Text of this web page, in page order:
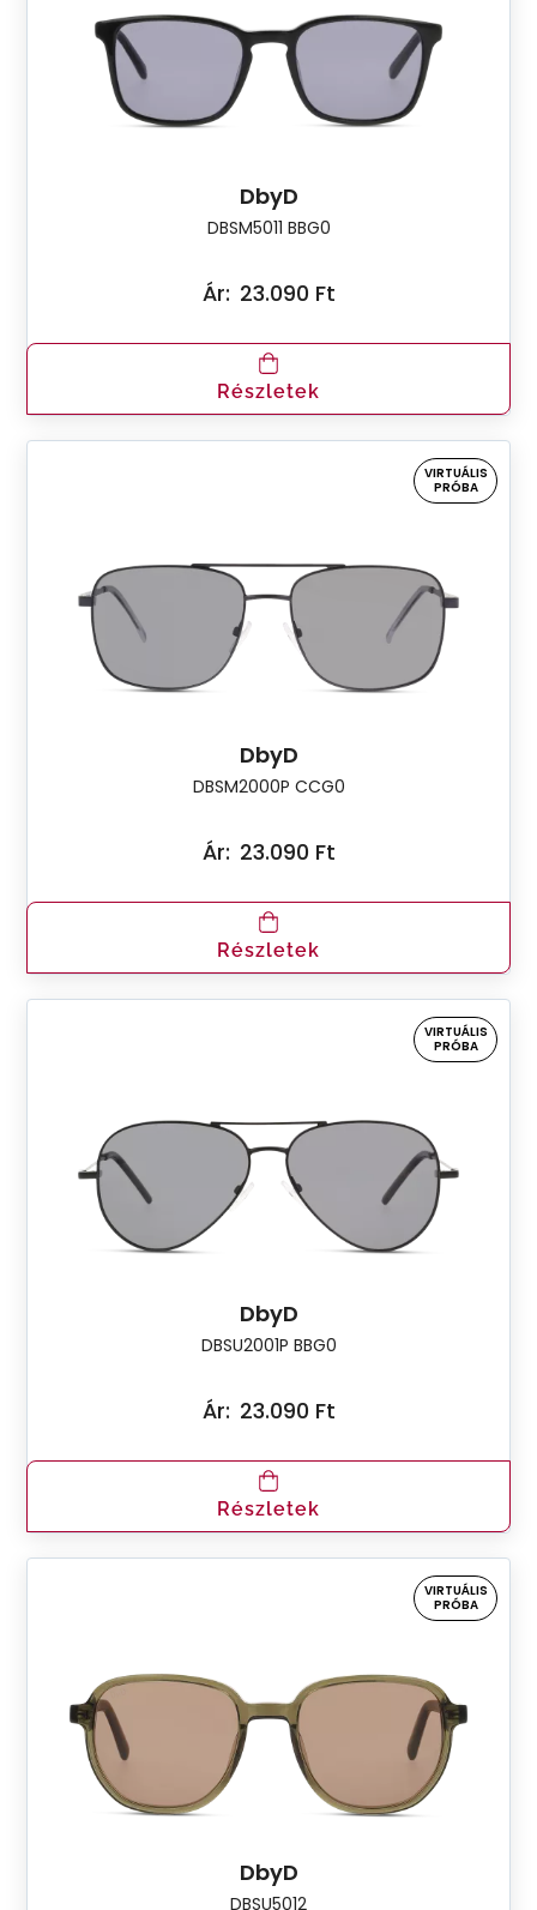
DbyD
DBSM5011 BBG0
Ár: 23.090 Ft
Részletek
VIRTUÁLIS
PRÓBA
DbyD
DBSM2000P CCG0
Ár: 23.090 Ft
Részletek
VIRTUÁLIS
PRÓBA
DbyD
DBSU2001P BBG0
Ár: 23.090 Ft
Részletek
VIRTUÁLIS
PRÓBA
DbyD
DBSU5012